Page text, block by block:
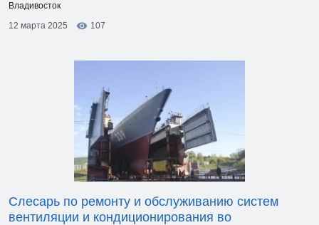
Владивосток
12 марта 2025
107
Слесарь по ремонту и обслуживанию систем
вентиляции и кондиционирования во